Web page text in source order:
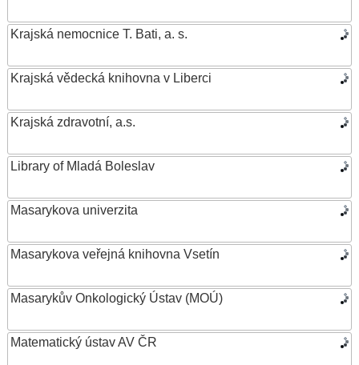
Krajská nemocnice T. Bati, a. s.
Krajská vědecká knihovna v Liberci
Krajská zdravotní, a.s.
Library of Mladá Boleslav
Masarykova univerzita
Masarykova veřejná knihovna Vsetín
Masarykův Onkologický Ústav (MOÚ)
Matematický ústav AV ČR